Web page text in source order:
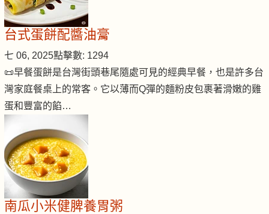
台式蛋餅配醬油膏
七 06, 2025點擊數: 1294
📜早餐蛋餅是台灣街頭巷尾隨處可見的經典早餐，也是許多台
灣家庭餐桌上的常客。它以薄而Q彈的麵粉皮包裹著滑嫩的雞
蛋和豐富的餡…
南瓜小米健脾養胃粥